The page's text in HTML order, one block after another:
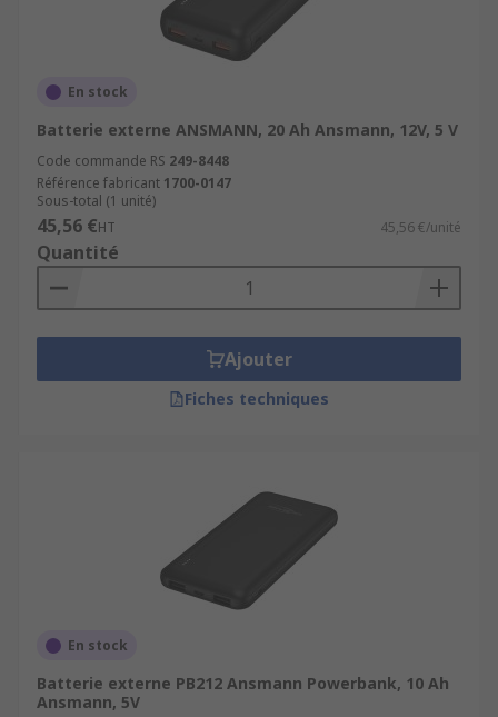
batteries externes à charge solaire, essentielles
pour les périodes prolongées en extérieurs.
En stock
Batterie externe ANSMANN, 20 Ah Ansmann, 12V, 5 V
Code commande RS 249-8448
Référence fabricant 1700-0147
Sous-total (1 unité)
45,56 €HT 45,56 €/unité
Quantité
Ajouter
Fiches techniques
En stock
Batterie externe PB212 Ansmann Powerbank, 10 Ah
Ansmann, 5V